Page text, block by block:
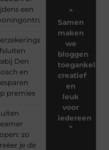
een
Den
en
premies
zo
je de
❝
Samen
maken
we
bloggen
toegankelijk,
creatief
en
leuk
voor
iedereen
❞